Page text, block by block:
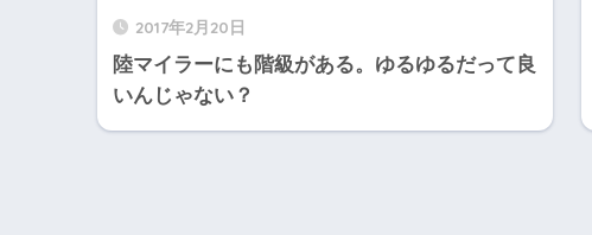
2017年2月20日
陸マイラーにも階級がある。ゆるゆるだって良
いんじゃない？